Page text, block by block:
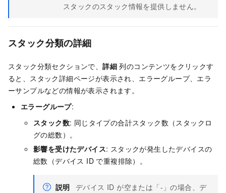
スタックのスタック情報を提供しません。
スタック分類の詳細
スタック分類セクションで、詳細 列のコンテンツをクリックす
ると、スタック詳細ページが表示され、エラーグループ、エラ
ーサンプルなどの情報が表示されます。
エラーグループ:
スタック数: 同じタイプの合計スタック数（スタックロ
グの総数）。
影響を受けたデバイス: スタックが発生したデバイスの
総数（デバイス ID で重複排除）。
説明 デバイス ID が空または「-」の場合、デ